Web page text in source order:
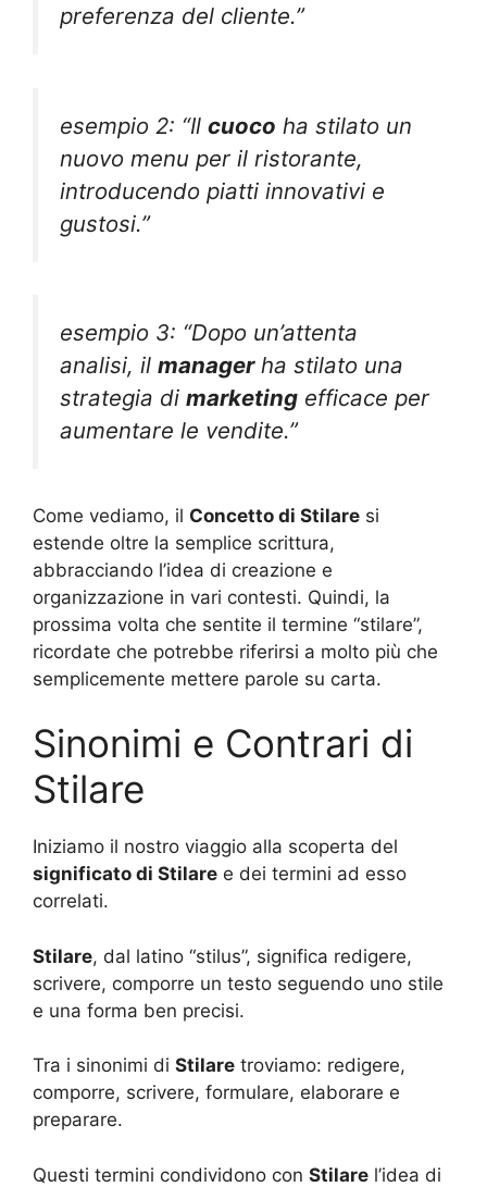
preferenza del cliente.”
esempio 2: “Il cuoco ha stilato un
nuovo menu per il ristorante,
introducendo piatti innovativi e
gustosi.”
esempio 3: “Dopo un’attenta
analisi, il managerha stilato una
strategia di marketing efficace per
aumentare le vendite.”
Come vediamo, il Concetto di Stilare si
estende oltre la semplice scrittura,
abbracciando l’idea di creazione e
organizzazione in vari contesti. Quindi, la
prossima volta che sentite il termine “stilare”,
ricordate che potrebbe riferirsi a molto più che
semplicemente mettere parole su carta.
Sinonimi e Contrari di
Stilare
Iniziamo il nostro viaggio alla scoperta del
significato di Stilare e dei termini ad esso
correlati.
Stilare, dal latino “stilus”, significa redigere,
scrivere, comporre un testo seguendo uno stile
e una forma ben precisi.
Tra i sinonimi di Stilare troviamo: redigere,
comporre, scrivere, formulare, elaborare e
preparare.
Questi termini condividono con Stilare l’idea di